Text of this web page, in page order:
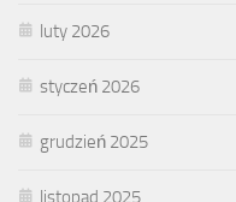
luty 2026
styczeń 2026
grudzień 2025
listopad 2025